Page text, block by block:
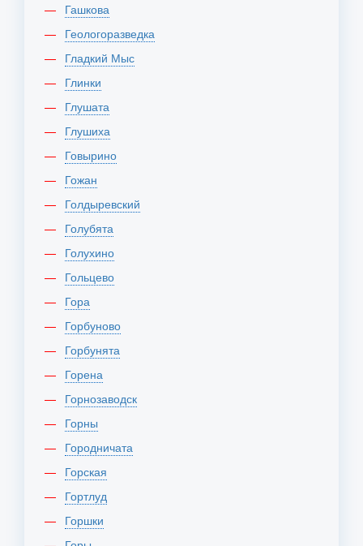
Гашкова
Геологоразведка
Гладкий Мыс
Глинки
Глушата
Глушиха
Говырино
Гожан
Голдыревский
Голубята
Голухино
Гольцево
Гора
Горбуново
Горбунята
Горена
Горнозаводск
Горны
Городничата
Горская
Гортлуд
Горшки